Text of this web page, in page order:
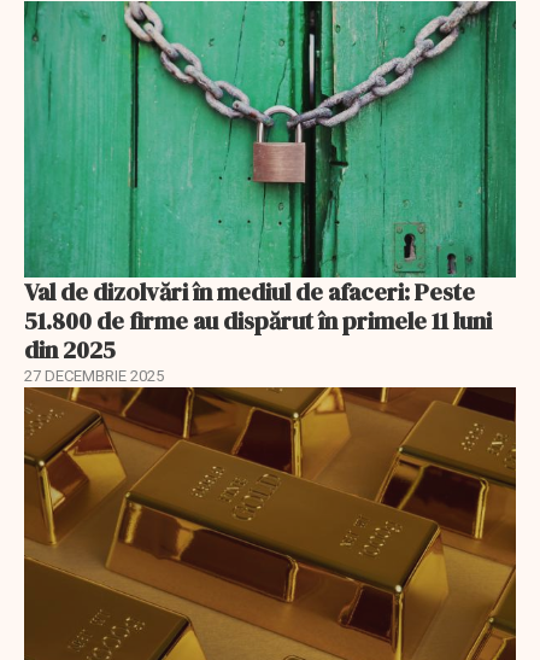
Val de dizolvări în mediul de afaceri: Peste
51.800 de firme au dispărut în primele 11 luni
din 2025
27 DECEMBRIE 2025